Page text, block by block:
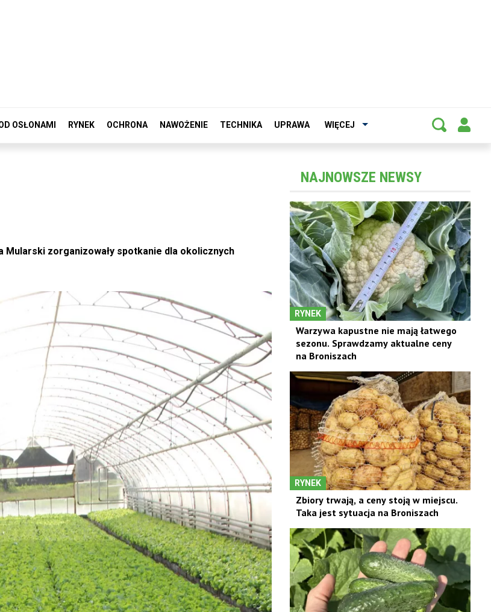
OSŁONAMI RYNEK OCHRONA NAWOŻENIE TECHNIKA UPRAWA WIĘCEJ
Mularski zorganizowały spotkanie dla okolicznych
NAJNOWSZE NEWSY
RYNEK
Warzywa kapustne nie mają łatwego
sezonu. Sprawdzamy aktualne ceny
na Broniszach
RYNEK
Zbiory trwają, a ceny stoją w miejscu.
Taka jest sytuacja na Broniszach